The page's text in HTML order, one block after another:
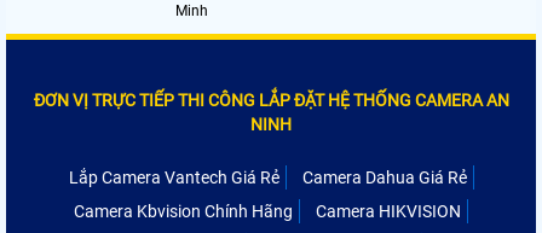
Minh
ĐƠN VỊ TRỰC TIẾP THI CÔNG LẮP ĐẶT HỆ THỐNG CAMERA AN
NINH
Lắp Camera Vantech Giá Rẻ
Camera Dahua Giá Rẻ
Camera Kbvision Chính Hãng
Camera HIKVISION